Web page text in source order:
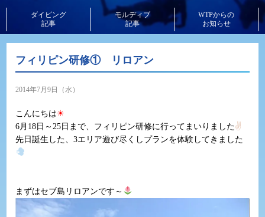
ダイビング
記事
モルディブ
記事
WTPからの
お知らせ
フィリピン研修① リロアン
2014年7月9日（水）
こんにちは☀
6月18日～25日まで、フィリピン研修に行ってまいりました✌
先日誕生した、3エリア遊び尽くしプランを体験してきました
まずはセブ島リロアンです～